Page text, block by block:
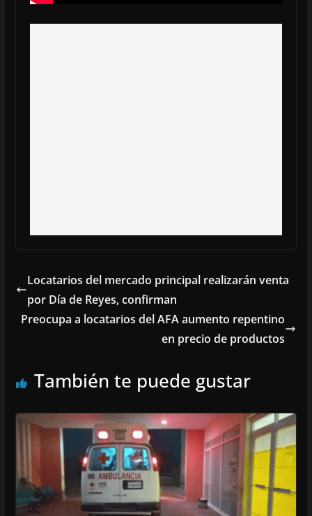
Locatarios del mercado principal realizarán venta
por Día de Reyes, confirman
Preocupa a locatarios del AFA aumento repentino
en precio de productos
También te puede gustar